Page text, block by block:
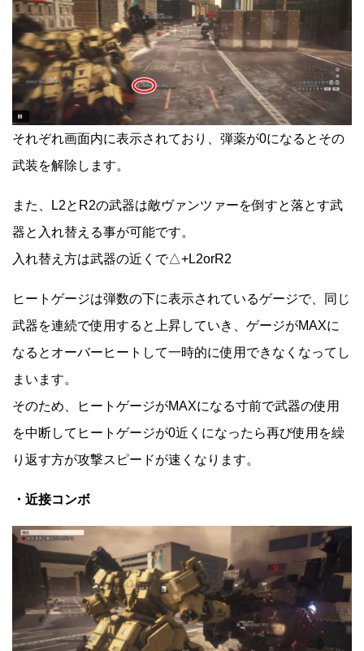
それぞれ画面内に表示されており、弾薬が0になるとその
武装を解除します。
また、L2とR2の武器は敵ヴァンツァーを倒すと落とす武
器と入れ替える事が可能です。
入れ替え方は武器の近くで△+L2orR2
ヒートゲージは弾数の下に表示されているゲージで、同じ
武器を連続で使用すると上昇していき、ゲージがMAXに
なるとオーバーヒートして一時的に使用できなくなってし
まいます。
そのため、ヒートゲージがMAXになる寸前で武器の使用
を中断してヒートゲージが0近くになったら再び使用を繰
り返す方が攻撃スピードが速くなります。
・近接コンボ